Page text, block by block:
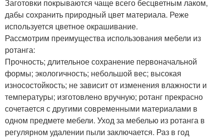
Заготовки покрываются чаще всего бесцветным лаком,
дабы сохранить природный цвет материала. Реже
используется цветное окрашивание.
Рассмотрим преимущества использования мебели из
ротанга:
Прочность; длительное сохранение первоначальной
формы; экологичность; небольшой вес; высокая
износостойкость; не зависит от изменения влажности и
температуры; изготовлено вручную; ротанг прекрасно
сочетается с другими современными материалами в
одном предмете мебели. Уход за мебелью из ротанга в
регулярном удалении пыли заключается. Раз в год